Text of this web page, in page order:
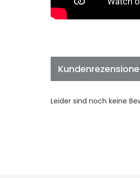
Leider sind noch keine